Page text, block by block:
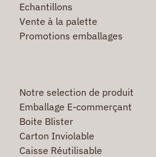
Echantillons
Vente à la palette
Promotions emballages
Notre selection de produit
Emballage E-commerçant
Boite Blister
Carton Inviolable
Caisse Réutilisable